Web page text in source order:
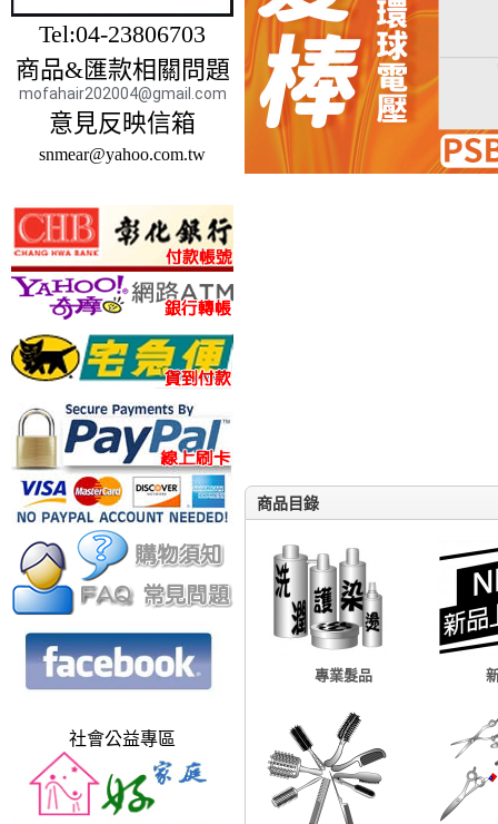
Tel:04-23806703
商品&匯款相關問題
mofahair202004@gmail.com
意見反映信箱
snmear@yahoo.com.tw
社會公益專區
商品目錄
專業髮品